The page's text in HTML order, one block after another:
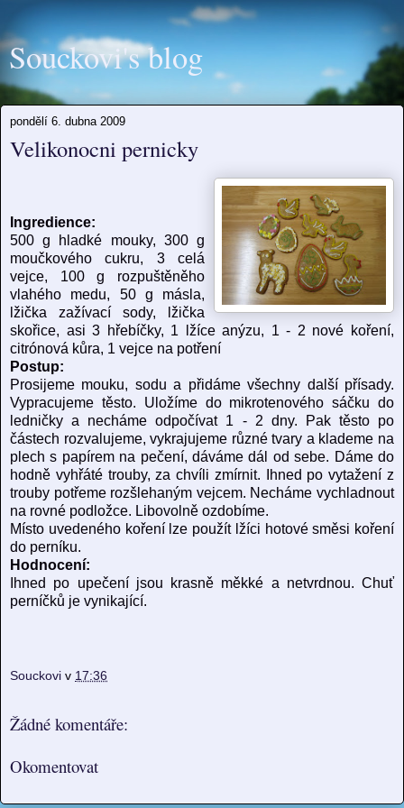
Souckovi's blog
pondělí 6. dubna 2009
Velikonocni pernicky
Ingredience:
500 g hladké mouky, 300 g
moučkového cukru, 3 celá
vejce, 100 g rozpuštěněho
vlahého medu, 50 g másla,
lžička zažívací sody, lžička
skořice, asi 3 hřebíčky, 1 lžíce anýzu, 1 - 2 nové koření,
citrónová kůra, 1 vejce na potření
Postup:
Prosijeme mouku, sodu a přidáme všechny další přísady.
Vypracujeme těsto. Uložíme do mikrotenového sáčku do
ledničky a necháme odpočívat 1 - 2 dny. Pak těsto po
částech rozvalujeme, vykrajujeme různé tvary a klademe na
plech s papírem na pečení, dáváme dál od sebe. Dáme do
hodně vyhřáté trouby, za chvíli zmírnit. Ihned po vytažení z
trouby potřeme rozšlehaným vejcem. Necháme vychladnout
na rovné podložce. Libovolně ozdobíme.
Místo uvedeného koření lze použít lžíci hotové směsi koření
do perníku.
Hodnocení:
Ihned po upečení jsou krasně měkké a netvrdnou. Chuť
perníčků je vynikající.
Souckovi v 17:36
Žádné komentáře:
Okomentovat